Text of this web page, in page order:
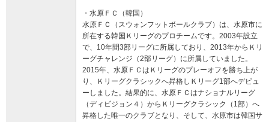
・水原ＦＣ（韓国）
水原ＦＣ（スウォンフットボールクラブ）は、水原市に
所在する韓国Ｋリーグのプロチームです。2003年設立
で、10年間3部リーグに所属しており、2013年からＫリ
ーグチャレンジ（2部リーグ）に所属していました。
2015年、水原ＦＣはＫリーグのプレーオフを勝ち上が
り、Ｋリーグクラシックへ昇格しＫリーグ1部へデビュ
ーしました。結果的に、水原ＦＣはナショナルリーグ
（ディビジョン４）からＫリーグクラシック（1部）へ
昇格した唯一のクラブとなり、そして、水原市は韓国サ